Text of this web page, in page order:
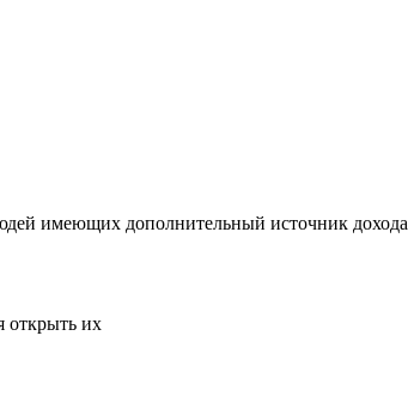
имеющих дополнительный источник дохода
открыть их